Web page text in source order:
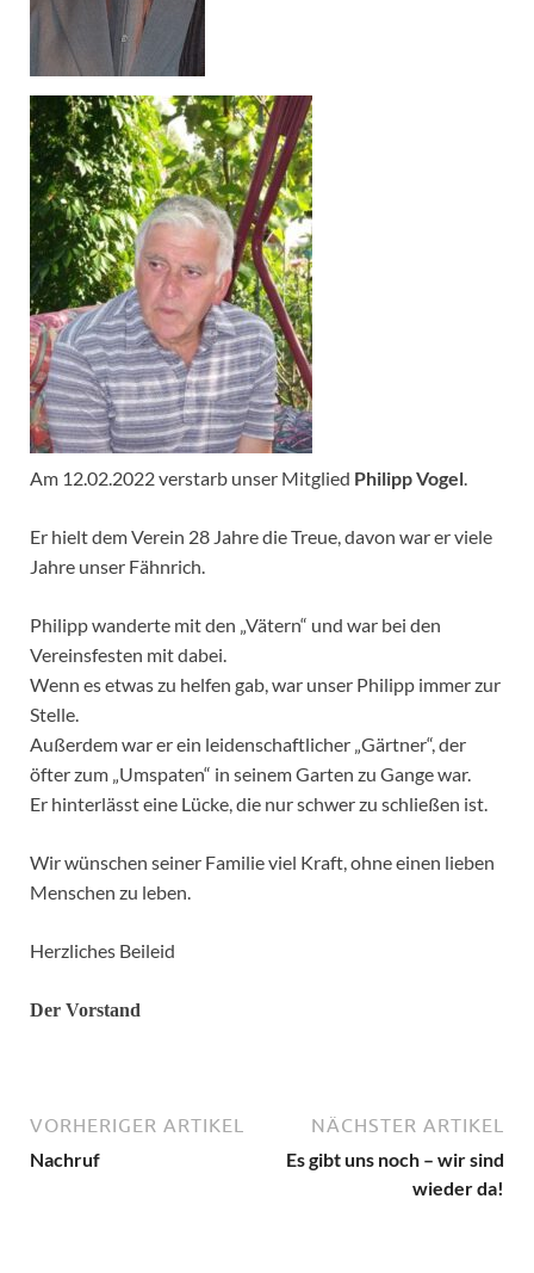
Am 12.02.2022 verstarb unser Mitglied Philipp Vogel.
Er hielt dem Verein 28 Jahre die Treue, davon war er viele
Jahre unser Fähnrich.
Philipp wanderte mit den „Vätern“ und war bei den
Vereinsfesten mit dabei.
Wenn es etwas zu helfen gab, war unser Philipp immer zur
Stelle.
Außerdem war er ein leidenschaftlicher „Gärtner“, der
öfter zum „Umspaten“ in seinem Garten zu Gange war.
Er hinterlässt eine Lücke, die nur schwer zu schließen ist.
Wir wünschen seiner Familie viel Kraft, ohne einen lieben
Menschen zu leben.
Herzliches Beileid
Der Vorstand
VORHERIGER ARTIKEL
Nachruf
NÄCHSTER ARTIKEL
Es gibt uns noch – wir sind
wieder da!